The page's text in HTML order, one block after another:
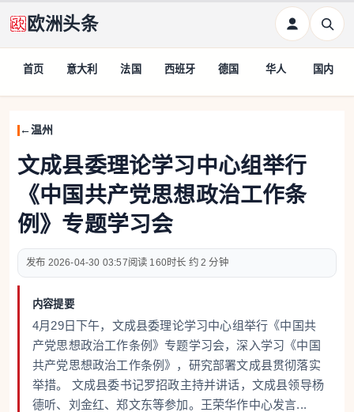
欧洲头条
首页 意大利 法国 西班牙 德国 华人 国内
温州
文成县委理论学习中心组举行
《中国共产党思想政治工作条
例》专题学习会
2026-04-30 03:57 160 约 2 分钟
内容提要
4月29日下午，文成县委理论学习中心组举行《中国共
产党思想政治工作条例》专题学习会，深入学习《中国
共产党思想政治工作条例》，研究部署文成县贯彻落实
举措。 文成县委书记罗招政主持并讲话，文成县领导杨
德听、刘金红、郑文东等参加。王荣华作中心发言...